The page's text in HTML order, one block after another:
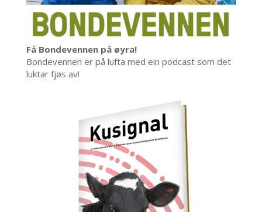
Få Bondevennen på øyra!
Bondevennen er på lufta med ein podcast som det
luktar fjøs av!